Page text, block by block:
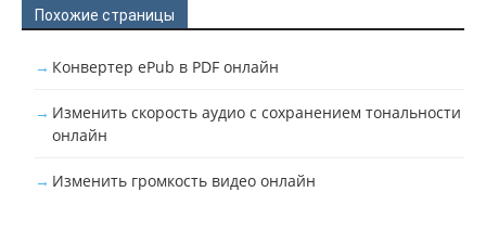
Похожие страницы
Конвертер ePub в PDF онлайн
Изменить скорость аудио с сохранением тональности
онлайн
Изменить громкость видео онлайн